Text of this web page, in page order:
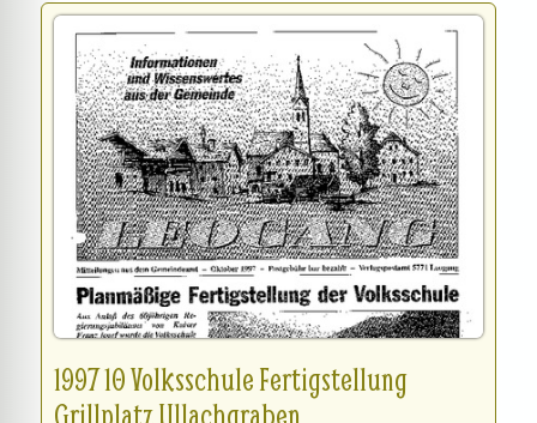
1997 10 Volksschule Fertigstellung
Grillplatz Ullachgraben